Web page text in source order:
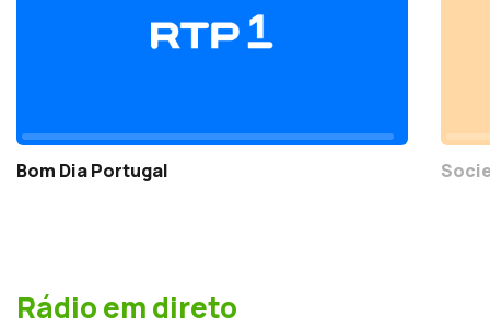
Bom Dia Portugal
Rádio em direto